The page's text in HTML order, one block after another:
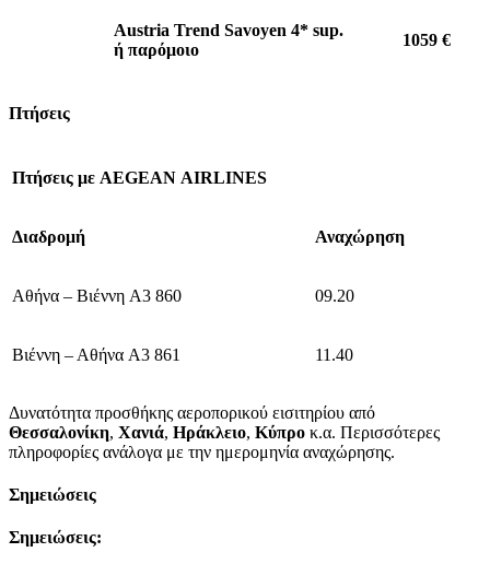
Austria Trend Savoyen 4* sup.
ή παρόμοιο
1059 €
Πτήσεις
Πτήσεις με AEGEAN AIRLINES
Διαδρομή Αναχώρηση
Αθήνα – Βιέννη A3 860 09.20
Βιέννη – Αθήνα A3 861 11.40
Δυνατότητα προσθήκης αεροπορικού εισιτηρίου από
Θεσσαλονίκη, Χανιά, Ηράκλειο, Κύπρο κ.α. Περισσότερες
πληροφορίες ανάλογα με την ημερομηνία αναχώρησης.
Σημειώσεις
Σημειώσεις: